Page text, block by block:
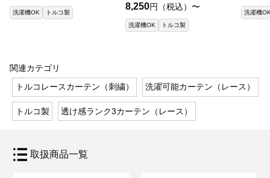
洗濯機OK トルコ製
8,250円（税込）〜
洗濯機OK トルコ製
洗濯機
関連カテゴリ
トルコレースカーテン（刺繍）
洗濯可能カーテン（レース）
トルコ製 透け感ランク3カーテン（レース）
取扱商品一覧